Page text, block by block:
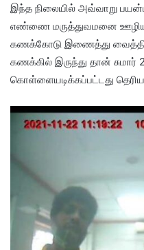
இந்த நிலையில் அவ்வாறு
எண்ணை மருத்துவமனை
கணக்கோடு இணைத்து
கணக்கில் இருந்து தான்
கொள்ளையடிக்கப்பட்டது